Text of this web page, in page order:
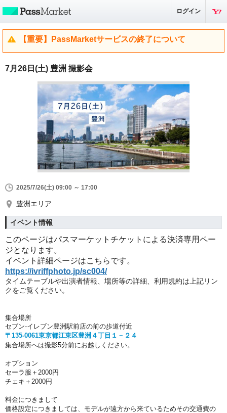
ログイン
【重要】PassMarketサービスの終了について
7月26日(土) 豊洲 撮影会
2025/7/26(土) 09:00 ～ 17:00
豊洲エリア
イベント情報
このページはパスマーケットチケットによる決済専用ペー
ジとなります。
イベント詳細ページはこちらです。
https://ivriffphoto.jp/sc004/
タイムテーブルや出演者情報、場所等の詳細、利用規約は上記リン
クをご覧ください。
集合場所
セブン-イレブン豊洲駅前店の前の歩道付近
〒 135-0061東京都江東区豊洲４丁目１－２４
集合場所へは撮影5分前にお越しください。
オプション
セーラ服＋2000円
チェキ＋2000円
料金につきまして
価格設定につきましては、モデルが遠方から来ているためその交通費の